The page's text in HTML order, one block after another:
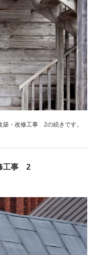
・改修工事 2の続きです。
工事 2